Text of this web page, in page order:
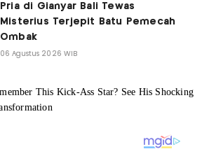
Pria di Gianyar Bali Tewas
Misterius Terjepit Batu Pemecah
Ombak
06 Agustus 2026 WIB